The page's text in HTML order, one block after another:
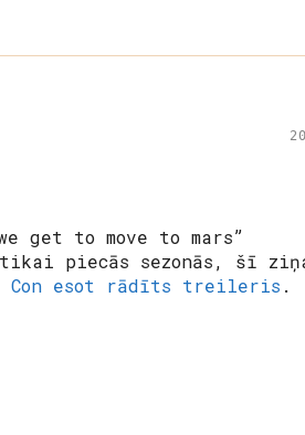
get to move to mars”
piecās sezonās, šī
Con esot rādīts treileris .